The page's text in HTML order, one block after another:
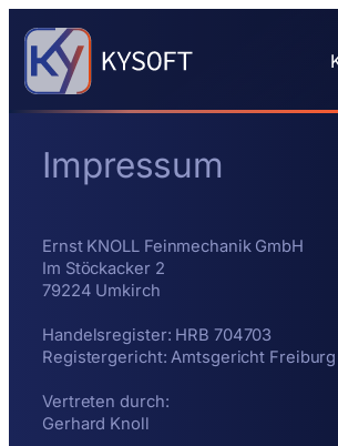
Impressum
Ernst KNOLL Feinmechanik GmbH
Im Stöckacker 2
79224 Umkirch
Handelsregister: HRB 704703
Registergericht: Amtsgericht Freiburg
Vertreten durch:
Gerhard Knoll